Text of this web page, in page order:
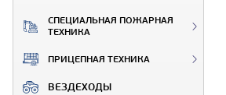
СПЕЦИАЛЬНАЯ ПОЖАРНАЯ
ТЕХНИКА
ПРИЦЕПНАЯ ТЕХНИКА
ВЕЗДЕХОДЫ